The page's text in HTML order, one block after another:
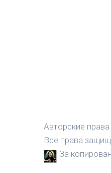
Авторские
Все права
За